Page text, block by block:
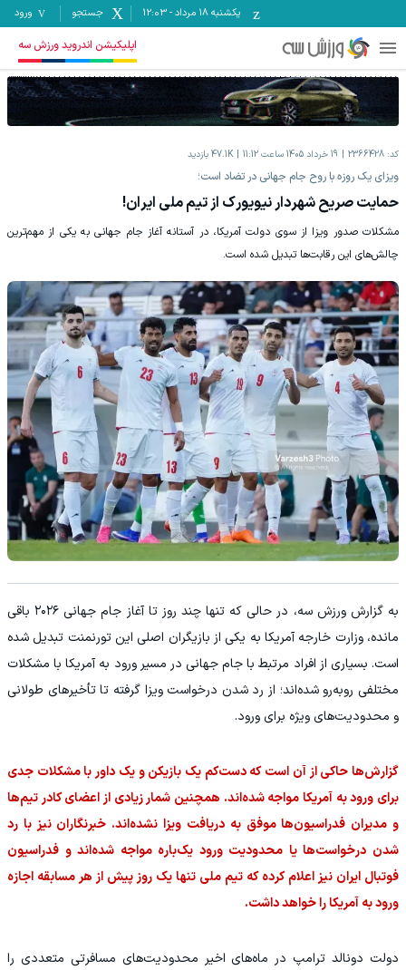
یکشنبه ۱۸ مرداد -
12:03 جستجو ورود
اپلیکیشن اندروید ورزش سه
کد: 2366428 19 خرداد 1405 ساعت 11:12 47.1K بازدید
ویزای یک روزه با روح جام جهانی در تضاد است؛
حمایت صریح شهردار نیویورک از تیم ملی ایران!
مشکلات صدور ویزا از سوی دولت آمریکا، در آستانه آغاز جام جهانی به یکی از مهم‌ترین
چالش‌های این رقابت‌ها تبدیل شده است.
به گزارش ورزش سه، در حالی که تنها چند روز تا آغاز جام جهانی ۲۰۲۶ باقی
مانده، وزارت خارجه آمریکا به یکی از بازیگران اصلی این تورنمنت تبدیل شده
است. بسیاری از افراد مرتبط با جام جهانی در مسیر ورود به آمریکا با مشکلات
مختلفی روبه‌رو شده‌اند؛ از رد شدن درخواست ویزا گرفته تا تأخیرهای طولانی
و محدودیت‌های ویژه برای ورود.
گزارش‌ها حاکی از آن است که دست‌کم یک بازیکن و یک داور با مشکلات جدی
برای ورود به آمریکا مواجه شده‌اند. همچنین شمار زیادی از اعضای کادر تیم‌ها
و مدیران فدراسیون‌ها موفق به دریافت ویزا نشده‌اند. خبرنگاران نیز با رد
شدن درخواست‌ها یا محدودیت ورود یک‌باره مواجه شده‌اند و فدراسیون
فوتبال ایران نیز اعلام کرده که تیم ملی تنها یک روز پیش از هر مسابقه اجازه
ورود به آمریکا را خواهد داشت.
دولت دونالد ترامپ در ماه‌های اخیر محدودیت‌های مسافرتی متعددی را